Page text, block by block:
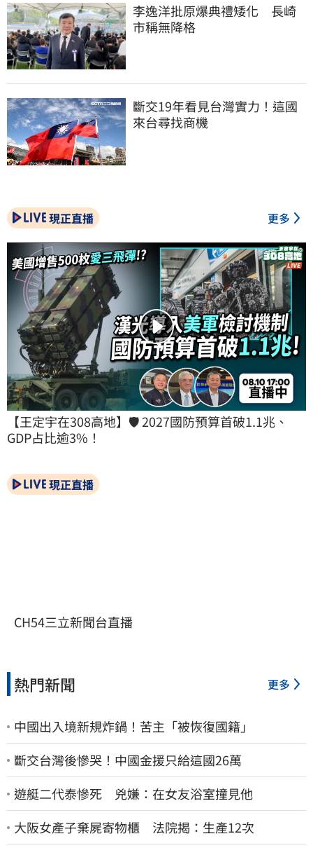
李逸洋批原爆典禮矮化　長崎
市稱無降格
斷交19年看見台灣實力！這國
來台尋找商機
現正直播 更多
【王定宇在308高地】🛡️ 2027國防預算首破1.1兆、
GDP占比逾3%！
現正直播
CH54三立新聞台直播
熱門新聞 更多
中國出入境新規炸鍋！苦主「被恢復國籍」
斷交台灣後慘哭！中國金援只給這國26萬
遊艇二代泰慘死 兇嫌：在女友浴室撞見他
大阪女產子棄屍寄物櫃 法院揭：生產12次